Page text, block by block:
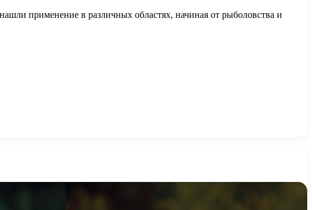
применение в различных областях, начиная от рыболовства и